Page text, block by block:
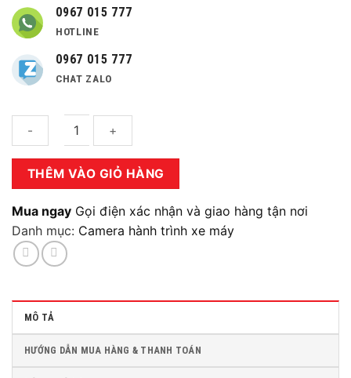
0967 015 777
HOTLINE
0967 015 777
CHAT ZALO
THÊM VÀO GIỎ HÀNG
Mua ngay Gọi điện xác nhận và giao hàng tận nơi
Danh mục: Camera hành trình xe máy
MÔ TẢ
HƯỚNG DẪN MUA HÀNG & THANH TOÁN